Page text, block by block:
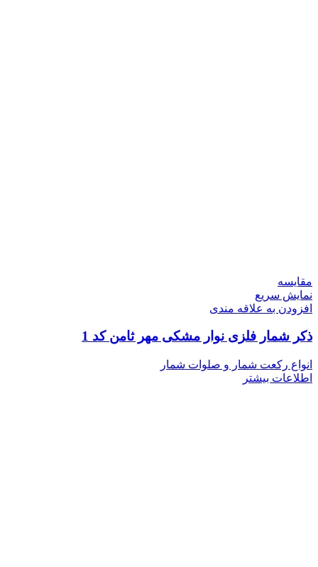
مقايسه
نمایش سریع
افزودن به علاقه مندی
ذکر شمار فلزی نوار مشکی مهر ثامن کد 1
انواع رکعت شمار و صلوات شمار
اطلاعات بیشتر